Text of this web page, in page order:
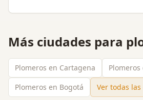
Más ciudades para
Plomeros en Cartagena
Plomeros en Bogotá
Ver todas